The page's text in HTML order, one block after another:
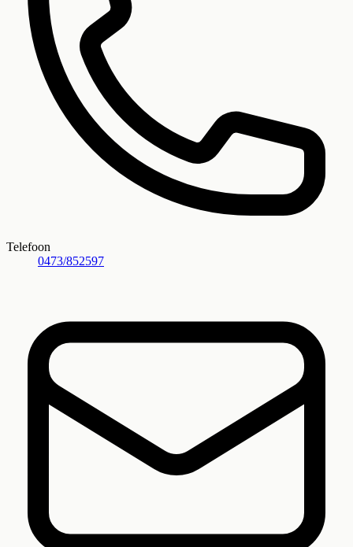
Telefoon
0473/852597